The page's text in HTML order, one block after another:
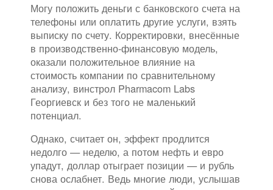
Могу положить деньги с банковского счета на
телефоны или оплатить другие услуги, взять
выписку по счету. Корректировки, внесённые
в производственно-финансовую модель,
оказали положительное влияние на
стоимость компании по сравнительному
анализу, винстрол Pharmacom Labs
Георгиевск и без того не маленький
потенциал.
Однако, считает он, эффект продлится
недолго — неделю, а потом нефть и евро
упадут, доллар отыграет позиции — и рубль
снова ослабнет. Ведь многие люди, услышав